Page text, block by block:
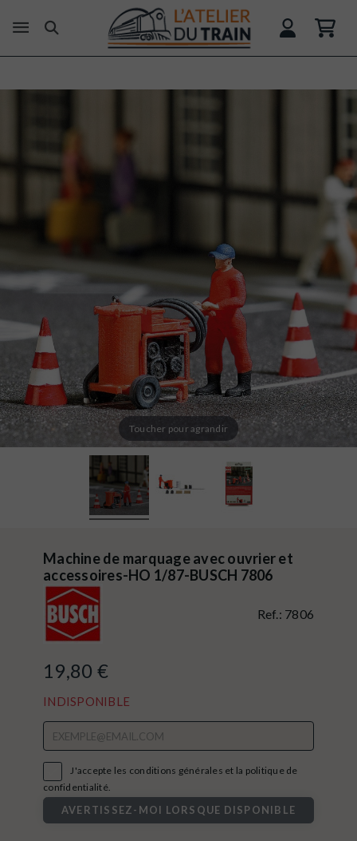
Toucher pour agrandir
Machine de marquage avec ouvrier et
accessoires-HO 1/87-BUSCH 7806
Ref.: 7806
19,80 €
INDISPONIBLE
J'accepte les conditions générales et la politique de
confidentialité.
AVERTISSEZ-MOI LORSQUE DISPONIBLE